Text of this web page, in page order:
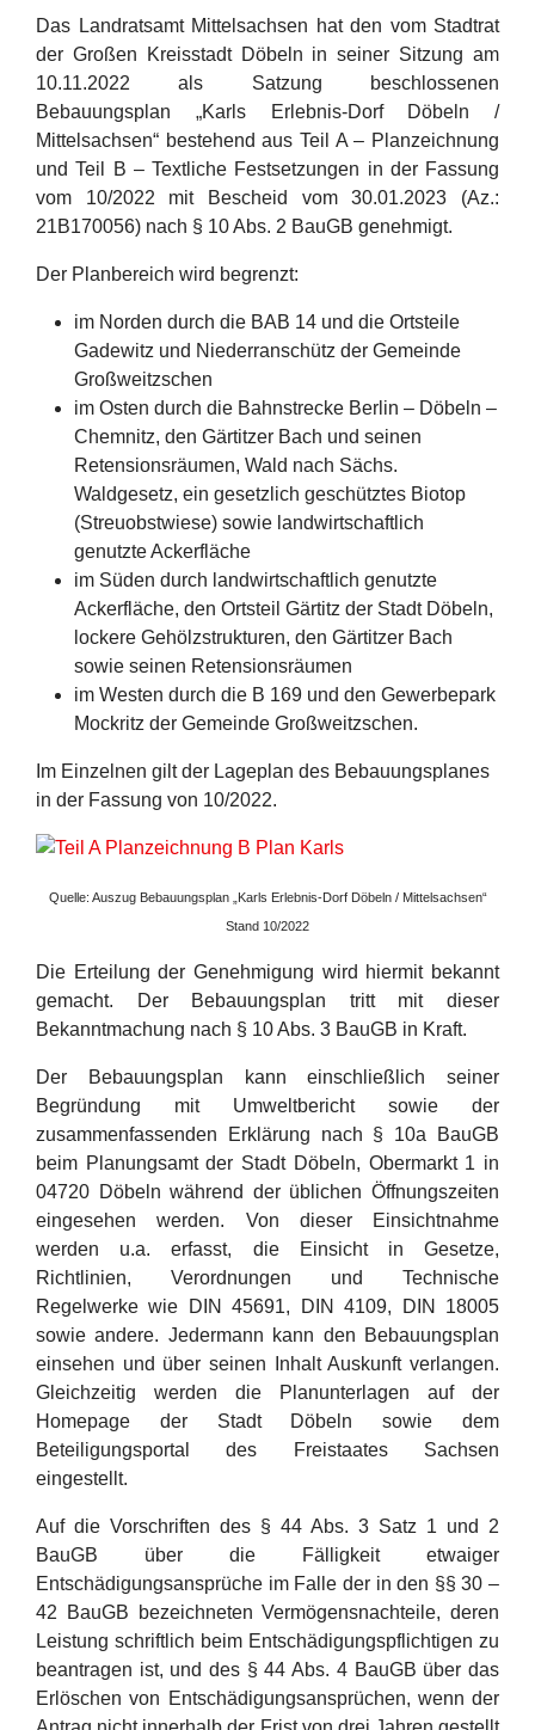
Das Landratsamt Mittelsachsen hat den vom Stadtrat
der Großen Kreisstadt Döbeln in seiner Sitzung am
10.11.2022 als Satzung beschlossenen
Bebauungsplan „Karls Erlebnis-Dorf Döbeln /
Mittelsachsen“ bestehend aus Teil A – Planzeichnung
und Teil B – Textliche Festsetzungen in der Fassung
vom 10/2022 mit Bescheid vom 30.01.2023 (Az.:
21B170056) nach § 10 Abs. 2 BauGB genehmigt.
Der Planbereich wird begrenzt:
im Norden durch die BAB 14 und die Ortsteile
Gadewitz und Niederranschütz der Gemeinde
Großweitzschen
im Osten durch die Bahnstrecke Berlin – Döbeln –
Chemnitz, den Gärtitzer Bach und seinen
Retensionsräumen, Wald nach Sächs.
Waldgesetz, ein gesetzlich geschütztes Biotop
(Streuobstwiese) sowie landwirtschaftlich
genutzte Ackerfläche
im Süden durch landwirtschaftlich genutzte
Ackerfläche, den Ortsteil Gärtitz der Stadt Döbeln,
lockere Gehölzstrukturen, den Gärtitzer Bach
sowie seinen Retensionsräumen
im Westen durch die B 169 und den Gewerbepark
Mockritz der Gemeinde Großweitzschen.
Im Einzelnen gilt der Lageplan des Bebauungsplanes
in der Fassung von 10/2022.
Quelle: Auszug Bebauungsplan „Karls Erlebnis-Dorf Döbeln / Mittelsachsen“
Stand 10/2022
Die Erteilung der Genehmigung wird hiermit bekannt
gemacht. Der Bebauungsplan tritt mit dieser
Bekanntmachung nach § 10 Abs. 3 BauGB in Kraft.
Der Bebauungsplan kann einschließlich seiner
Begründung mit Umweltbericht sowie der
zusammenfassenden Erklärung nach § 10a BauGB
beim Planungsamt der Stadt Döbeln, Obermarkt 1 in
04720 Döbeln während der üblichen Öffnungszeiten
eingesehen werden. Von dieser Einsichtnahme
werden u.a. erfasst, die Einsicht in Gesetze,
Richtlinien, Verordnungen und Technische
Regelwerke wie DIN 45691, DIN 4109, DIN 18005
sowie andere. Jedermann kann den Bebauungsplan
einsehen und über seinen Inhalt Auskunft verlangen.
Gleichzeitig werden die Planunterlagen auf der
Homepage der Stadt Döbeln sowie dem
Beteiligungsportal des Freistaates Sachsen
eingestellt.
Auf die Vorschriften des § 44 Abs. 3 Satz 1 und 2
BauGB über die Fälligkeit etwaiger
Entschädigungsansprüche im Falle der in den §§ 30 –
42 BauGB bezeichneten Vermögensnachteile, deren
Leistung schriftlich beim Entschädigungspflichtigen zu
beantragen ist, und des § 44 Abs. 4 BauGB über das
Erlöschen von Entschädigungsansprüchen, wenn der